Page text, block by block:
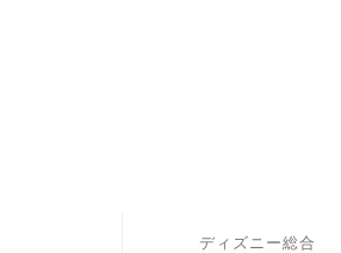
ディズニー総合